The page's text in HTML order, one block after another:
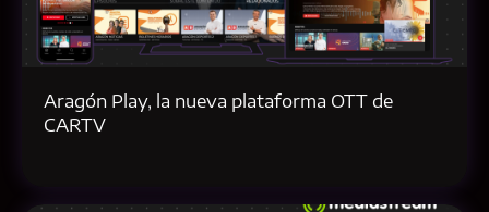
Aragón Play, la nueva plataforma OTT de
CARTV